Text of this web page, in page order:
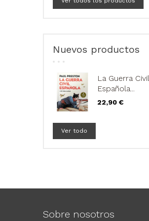
Nuevos productos
La Guerra Civil
Española...
Precio
22,90 €
Ver todo
Sobre nosotros